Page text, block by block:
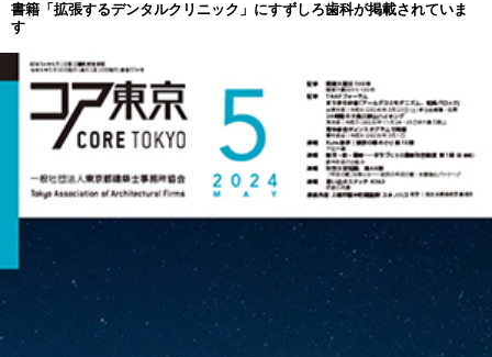
書籍「拡張するデンタルクリニック」にすずしろ歯科が掲載されていま
す